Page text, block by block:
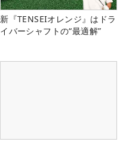
新『TENSEIオレンジ』はドラ
イバーシャフトの“最適解”